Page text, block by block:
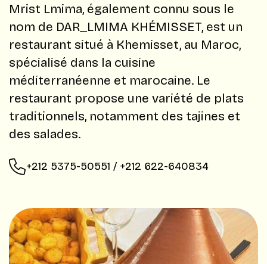
​Mrist Lmima, également connu sous le
nom de DAR_LMIMA KHÉMISSET, est un
restaurant situé à Khemisset, au Maroc,
spécialisé dans la cuisine
méditerranéenne et marocaine. Le
restaurant propose une variété de plats
traditionnels, notamment des tajines et
des salades.
+212 5375-50551 / +212 622-640834